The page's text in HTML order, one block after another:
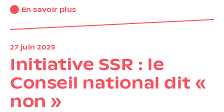
En savoir plus
27 juin 2025
Initiative SSR : le
Conseil national dit «
non »